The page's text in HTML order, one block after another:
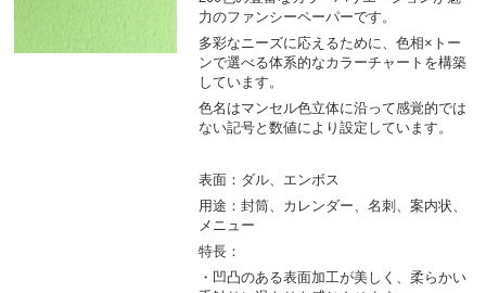
力のファンシーペーパーです。
多彩なニーズに応えるために、色相×トー
ンで選べる体系的なカラーチャートを構築
しています。
色名はマンセル色立体に沿って感覚的では
ない記号と数値により設定しています。
表面：ダル、エンボス
用途：封筒、カレンダー、名刺、案内状、
メニュー
特長：
・凹凸のある表面加工が美しく、柔らかい